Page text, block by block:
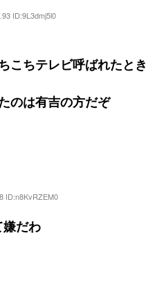
ID:9L3dmj5l0
こちテレビ呼ばれたとき
のは有吉の方だぞ
ID:n8KvRZEM0
だわ